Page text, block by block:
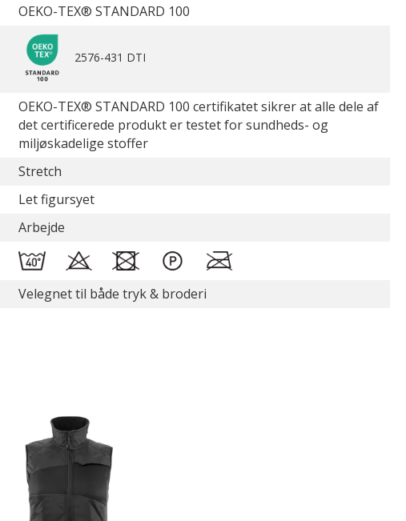
OEKO-TEX® STANDARD 100
2576-431 DTI
OEKO-TEX® STANDARD 100 certifikatet sikrer at alle dele af
det certificerede produkt er testet for sundheds- og
miljøskadelige stoffer
Stretch
Let figursyet
Arbejde
Velegnet til både tryk & broderi